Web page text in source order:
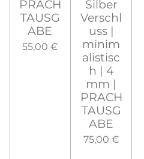
PRACH
TAUSG
ABE
55,00 €
Silber
Verschl
uss |
minim
alistisc
h | 4
mm |
PRACH
TAUSG
ABE
75,00 €